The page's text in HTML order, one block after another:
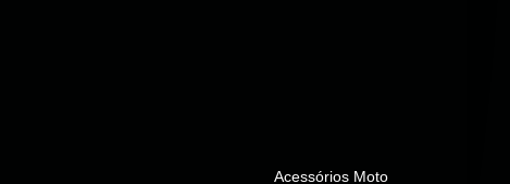
Acessórios Moto